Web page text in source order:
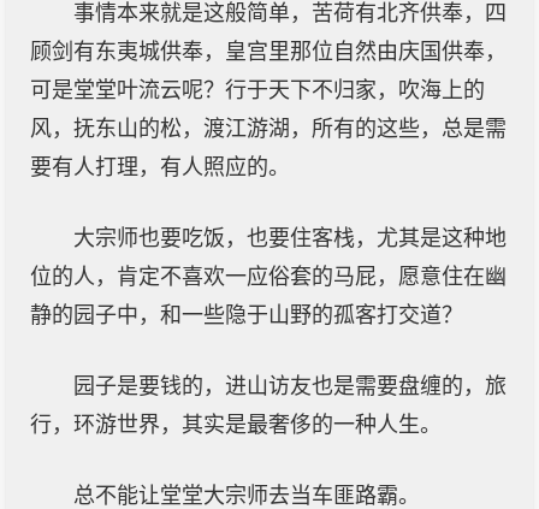
事情本来就是这般简单，苦荷有北齐供奉，四
顾剑有东夷城供奉，皇宫里那位自然由庆国供奉，
可是堂堂叶流云呢？行于天下不归家，吹海上的
风，抚东山的松，渡江游湖，所有的这些，总是需
要有人打理，有人照应的。
大宗师也要吃饭，也要住客栈，尤其是这种地
位的人，肯定不喜欢一应俗套的马屁，愿意住在幽
静的园子中，和一些隐于山野的孤客打交道？
园子是要钱的，进山访友也是需要盘缠的，旅
行，环游世界，其实是最奢侈的一种人生。
总不能让堂堂大宗师去当车匪路霸。